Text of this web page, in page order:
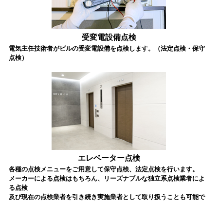
受変電設備点検
電気主任技術者がビルの受変電設備を点検します。（法定点検・保守
点検）
エレベーター点検
各種の点検メニューをご用意して保守点検、法定点検を行います。
メーカーによる点検はもちろん、リーズナブルな独立系点検業者によ
る点検
及び現在の点検業者を引き続き実施業者として取り扱うことも可能で